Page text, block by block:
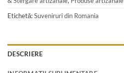
Etichetă:Suveniruri din Romania
DESCRIERE